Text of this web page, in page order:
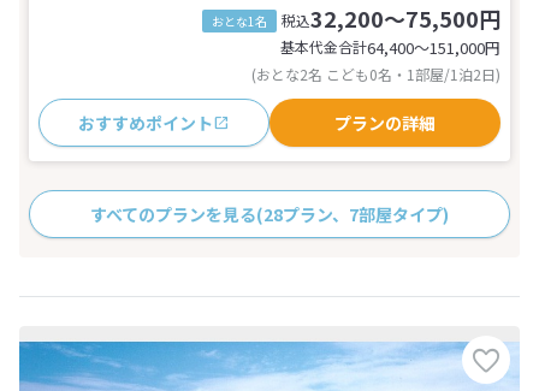
おとな1名 税込32,200～75,500円
基本代金合計64,400〜151,000円
(おとな2名 こども0名・1部屋/1泊2日)
おすすめポイント プランの詳細
すべてのプランを見る(28プラン、7部屋タイプ)